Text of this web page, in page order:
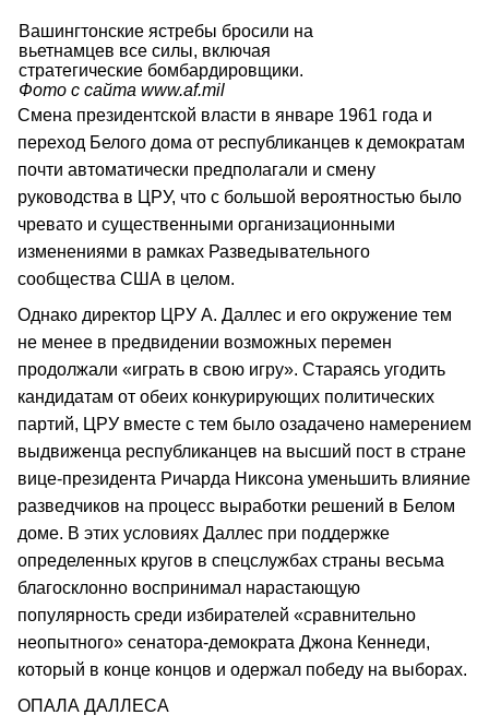
Вашингтонские ястребы бросили на
вьетнамцев все силы, включая
стратегические бомбардировщики.
Фото с сайта www.af.mil
Смена президентской власти в январе 1961 года и
переход Белого дома от республиканцев к демократам
почти автоматически предполагали и смену
руководства в ЦРУ, что с большой вероятностью было
чревато и существенными организационными
изменениями в рамках Разведывательного
сообщества США в целом.
Однако директор ЦРУ А. Даллес и его окружение тем
не менее в предвидении возможных перемен
продолжали «играть в свою игру». Стараясь угодить
кандидатам от обеих конкурирующих политических
партий, ЦРУ вместе с тем было озадачено намерением
выдвиженца республиканцев на высший пост в стране
вице-президента Ричарда Никсона уменьшить влияние
разведчиков на процесс выработки решений в Белом
доме. В этих условиях Даллес при поддержке
определенных кругов в спецслужбах страны весьма
благосклонно воспринимал нарастающую
популярность среди избирателей «сравнительно
неопытного» сенатора-демократа Джона Кеннеди,
который в конце концов и одержал победу на выборах.
ОПАЛА ДАЛЛЕСА